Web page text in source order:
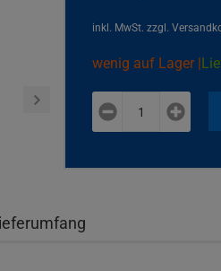
inkl. MwSt. zzgl.
wenig auf Lager |
plus
minus